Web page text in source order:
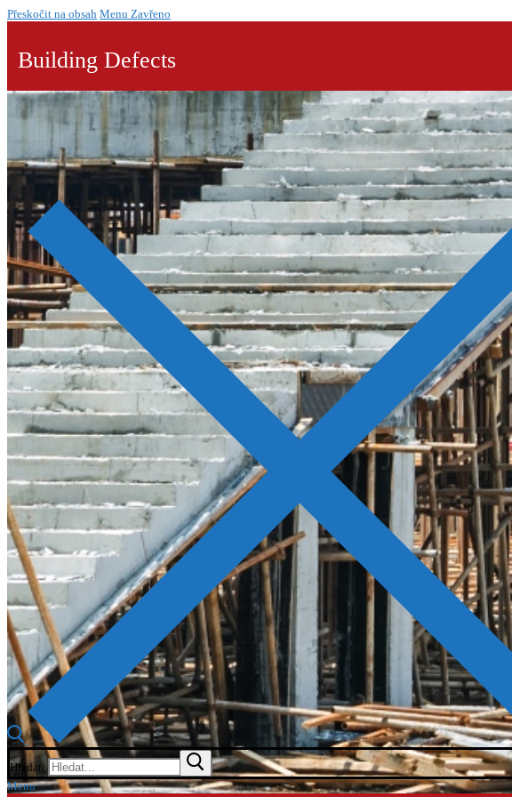
Přeskočit na obsah Menu Zavřeno
Building Defects
Hledat:
Menu